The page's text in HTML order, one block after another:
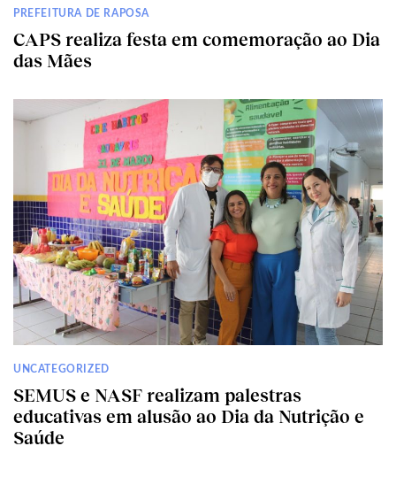
PREFEITURA DE RAPOSA
CAPS realiza festa em comemoração ao Dia
das Mães
UNCATEGORIZED
SEMUS e NASF realizam palestras
educativas em alusão ao Dia da Nutrição e
Saúde